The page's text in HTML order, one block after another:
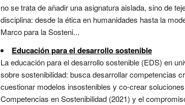
no se trata de añadir una asignatura aislada, sino de
disciplina: desde la ética en humanidades hasta la
Marco para la Sosteni...
Educación para el desarrollo sostenible
La educación para el desarrollo sostenible (EDS) en
sobre sostenibilidad: busca desarrollar competencias
cuestionar modelos insostenibles y co-crear
Competencias en Sostenibilidad (2021) y el